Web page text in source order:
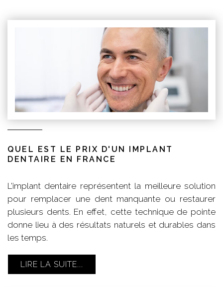
QUEL EST LE PRIX D'UN IMPLANT
DENTAIRE EN FRANCE
L'implant dentaire représentent la meilleure solution
pour remplacer une dent manquante ou restaurer
plusieurs dents. En effet, cette technique de pointe
donne lieu à des résultats naturels et durables dans
les temps.
LIRE LA SUITE...